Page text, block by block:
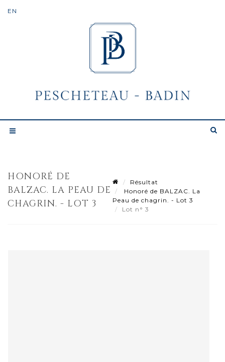
HONORÉ DE
BALZAC. LA PEAU DE
CHAGRIN. - LOT 3
Résultat
Honoré de BALZAC. La
Peau de chagrin. - Lot 3
Lot n° 3